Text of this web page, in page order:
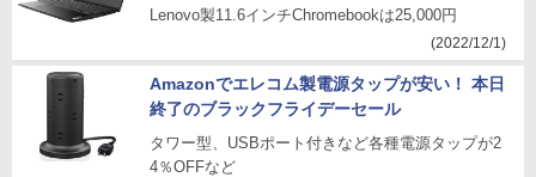
Lenovo製11.6インチChromebookは25,000円
(2022/12/1)
Amazonでエレコム製電源タップが安い！ 本日
終了のブラックフライデーセール
タワー型、USBポート付きなど各種電源タップが2
4％OFFなど